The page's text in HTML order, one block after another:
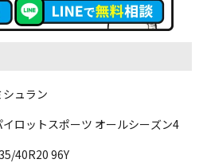
シュラン
イロットスポーツ オールシーズン4
40R20 96Y